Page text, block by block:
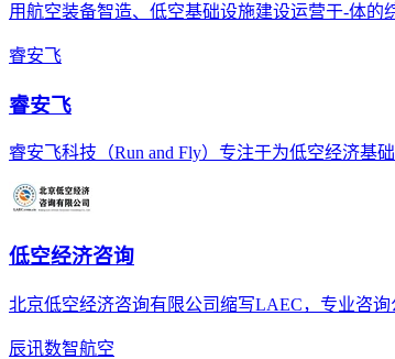
用航空装备智造、低空基础设施建设运营于-体的
睿安飞
睿安飞
睿安飞科技（Run and Fly）专注于为低空经济基
低空经济咨询
北京低空经济咨询有限公司缩写LAEC，专业咨询
辰讯数智航空